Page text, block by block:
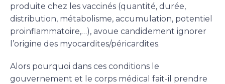
produite chez les vaccinés (quantité, durée,
distribution, métabolisme, accumulation, potentiel
proinflammatoire,…), avoue candidement ignorer
l’origine des myocardites/péricardites.
Alors pourquoi dans ces conditions le
gouvernement et le corps médical fait-il prendre